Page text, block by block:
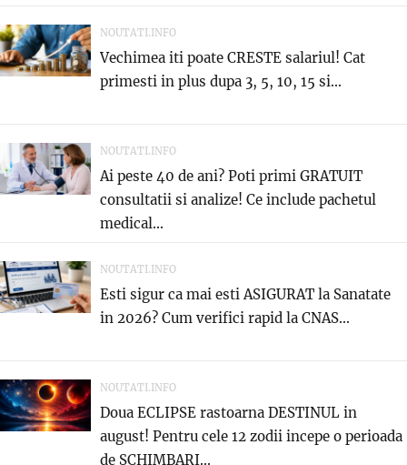
NOUTATI.INFO
Vechimea iti poate CRESTE salariul! Cat
primesti in plus dupa 3, 5, 10, 15 si...
NOUTATI.INFO
Ai peste 40 de ani? Poti primi GRATUIT
consultatii si analize! Ce include pachetul
medical...
NOUTATI.INFO
Esti sigur ca mai esti ASIGURAT la Sanatate
in 2026? Cum verifici rapid la CNAS...
NOUTATI.INFO
Doua ECLIPSE rastoarna DESTINUL in
august! Pentru cele 12 zodii incepe o perioada
de SCHIMBARI...